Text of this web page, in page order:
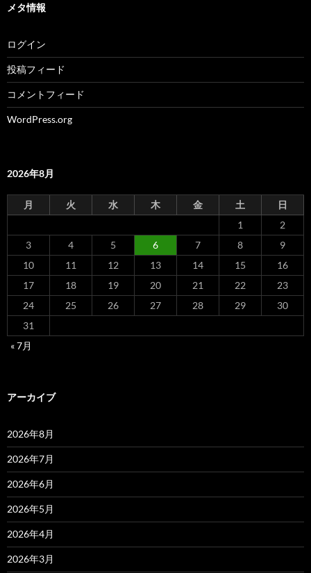
メタ情報
ログイン
投稿フィード
コメントフィード
WordPress.org
2026年8月
月 火 水 木 金 土
日
1
2
3
4 5 6 7 8
9
10
11 12 13 14 15
16
17
18 19 20 21 22
23
24
25 26 27 28 29
30
31
« 7月
アーカイブ
2026年8月
2026年7月
2026年6月
2026年5月
2026年4月
2026年3月